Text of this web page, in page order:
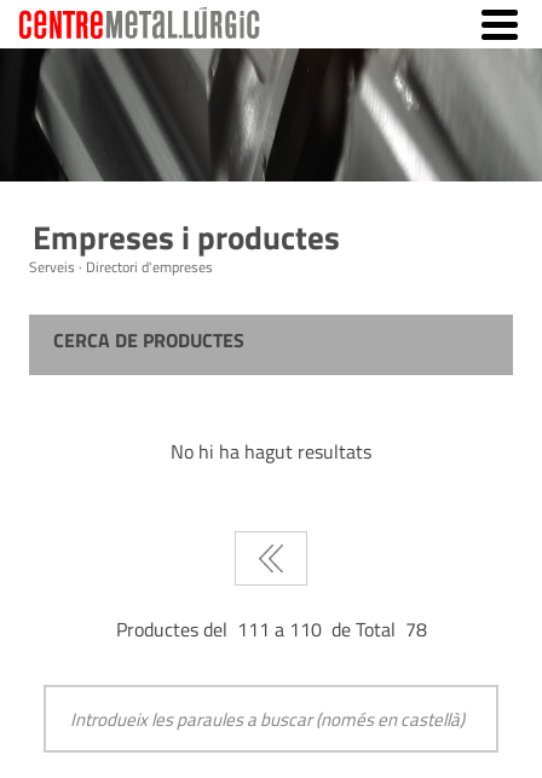
Empreses i productes
Serveis · Directori d'empreses
CERCA DE PRODUCTES
No hi ha hagut resultats
Productes del 111 a 110 de Total 78